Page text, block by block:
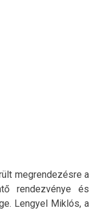
megrendezésre a
rendezvénye és
Lengyel Miklós, a